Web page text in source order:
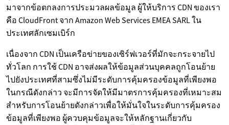
มาจากข้อตกลงการประมวลผลข้อมูล ผู้ให้บริการ CDN ของเรา
คือ CloudFront จาก Amazon Web Services EMEA SARL ใน
ประเทศลักเซมเบิร์ก
เนื่องจาก CDN เป็นเครือข่ายของเซิร์ฟเวอร์ที่มักจะกระจายไป
ทั่วโลก การใช้ CDN อาจส่งผลให้ข้อมูลส่วนบุคคลถูกโอนย้าย
ไปยังประเทศที่สามซึ่งไม่มีระดับการคุ้มครองข้อมูลที่เพียงพอ
ในกรณีดังกล่าว จะมีการจัดให้มีมาตรการคุ้มครองที่เหมาะสม
สำหรับการโอนย้ายดังกล่าวเพื่อให้มั่นใจในระดับการคุ้มครอง
ข้อมูลที่เพียงพอ ผู้ควบคุมข้อมูลจะให้หลักฐานเกี่ยวกับ